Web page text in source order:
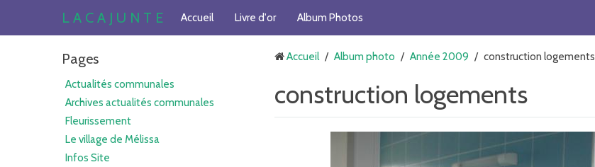
L A C A J U N T E Accueil Livre d'or Album Photos
Pages
Actualités communales
Archives actualités communales
Fleurissement
Le village de Mélissa
Infos Site
Accueil / Album photo / Année 2009 / construction logements
construction logements